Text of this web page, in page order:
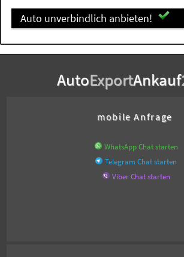
Auto unverbindlich anbieten!
AutoExportAnkauf
mobile Anfrage
WhatsApp Chat starten
Telegram Chat starten
Viber Chat starten